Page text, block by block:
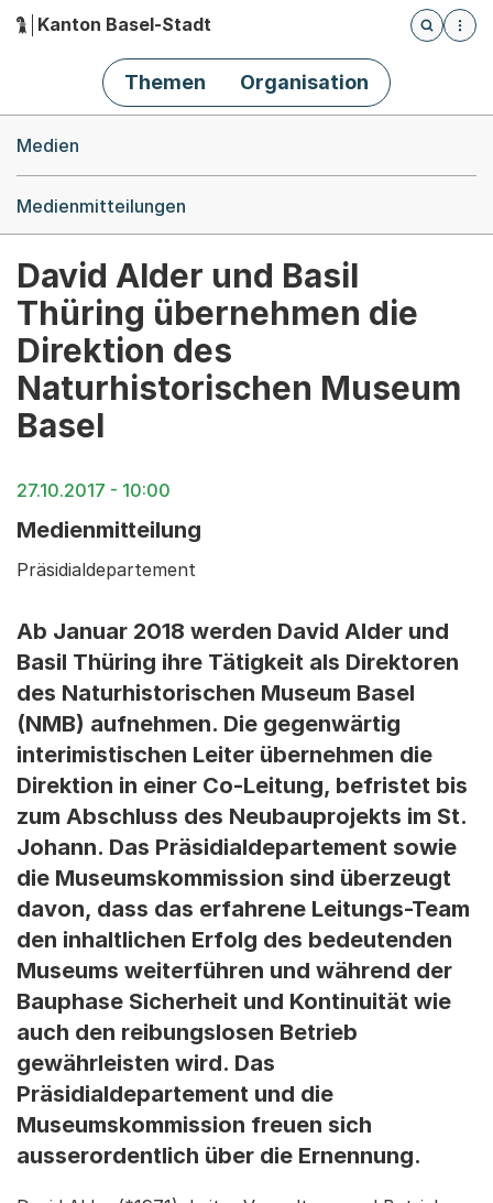
Hauptnavigation
Kanton Basel-Stadt
Öffnet
Themen Organisation
Medien
Medienmitteilungen
David Alder und Basil
Thüring übernehmen die
Direktion des
Naturhistorischen Museum
Basel
27.10.2017 - 10:00
Medienmitteilung
Präsidialdepartement
Ab Januar 2018 werden David Alder und
Basil Thüring ihre Tätigkeit als Direktoren
des Naturhistorischen Museum Basel
(NMB) aufnehmen. Die gegenwärtig
interimistischen Leiter übernehmen die
Direktion in einer Co-Leitung, befristet bis
zum Abschluss des Neubauprojekts im St.
Johann. Das Präsidialdepartement sowie
die Museumskommission sind überzeugt
davon, dass das erfahrene Leitungs-Team
den inhaltlichen Erfolg des bedeutenden
Museums weiterführen und während der
Bauphase Sicherheit und Kontinuität wie
auch den reibungslosen Betrieb
gewährleisten wird. Das
Präsidialdepartement und die
Museumskommission freuen sich
ausserordentlich über die Ernennung.